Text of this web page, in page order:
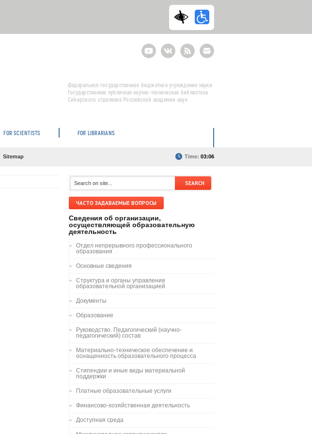
YoutubeВКонтактеRSS
E-
mail
подписка
Федеральное государственное бюджетное учреждение науки
Государственная публичная научно-техническая библиотека
Сибирского отделения Российской академии наук
FOR SCIENTISTS
FOR LIBRARIANS
Sitemap Time: 03:06
ЧАСТО ЗАДАВАЕМЫЕ ВОПРОСЫ
Сведения об организации,
осуществляющей образовательную
деятельность
Отдел непрерывного профессионального
образования
Основные сведения
Структура и органы управления
образовательной организацией
Документы
Образование
Руководство. Педагогический (научно-
педагогический) состав
Материально-техническое обеспечение и
оснащенность образовательного процесса
Стипендии и иные виды материальной
поддержки
Платные образовательные услуги
Финансово-хозяйственная деятельность
Доступная среда